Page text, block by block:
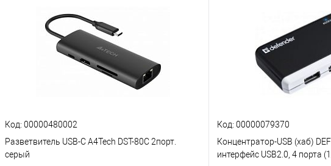
В корзину
В избранное
В
К сравнению
Код: 00000480002
Разветвитель USB-C A4Tech DST-80C 2порт.
серый
Код: 00000079370
Концентратор-USB (хаб)
интерфейс USB2.0, 4 порта